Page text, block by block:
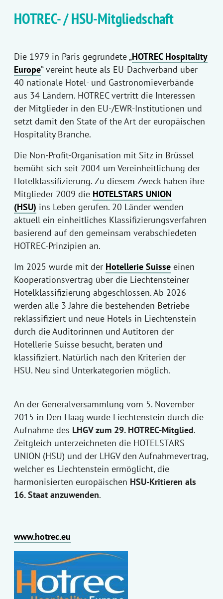
HOTREC- / HSU-Mitgliedschaft
Die 1979 in Paris gegründete „HOTREC Hospitality
Europe“ vereint heute als EU-Dachverband über
40 nationale Hotel- und Gastronomieverbände
aus 34 Ländern. HOTREC vertritt die Interessen
der Mitglieder in den EU-/EWR-Institutionen und
setzt damit den State of the Art der europäischen
Hospitality Branche.
Die Non-Profit-Organisation mit Sitz in Brüssel
bemüht sich seit 2004 um Vereinheitlichung der
Hotelklassifizierung. Zu diesem Zweck haben ihre
Mitglieder 2009 die HOTELSTARS UNION
(HSU) ins Leben gerufen. 20 Länder wenden
aktuell ein einheitliches Klassifizierungsverfahren
basierend auf den gemeinsam verabschiedeten
HOTREC-Prinzipien an.
Im 2025 wurde mit der Hotellerie Suisse einen
Kooperationsvertrag über die Liechtensteiner
Hotelklassifizierung abgeschlossen. Ab 2026
werden alle 3 Jahre die bestehenden Betriebe
reklassifiziert und neue Hotels in Liechtenstein
durch die Auditorinnen und Autitoren der
Hotellerie Suisse besucht, beraten und
klassifiziert. Natürlich nach den Kriterien der
HSU. Neu sind Unterkategorien möglich.
An der Generalversammlung vom 5. November
2015 in Den Haag wurde Liechtenstein durch die
Aufnahme des LHGV zum 29. HOTREC-Mitglied.
Zeitgleich unterzeichneten die HOTELSTARS
UNION (HSU) und der LHGV den Aufnahmevertrag,
welcher es Liechtenstein ermöglicht, die
harmonisierten europäischen HSU-Kritieren als
16. Staat anzuwenden.
www.hotrec.eu